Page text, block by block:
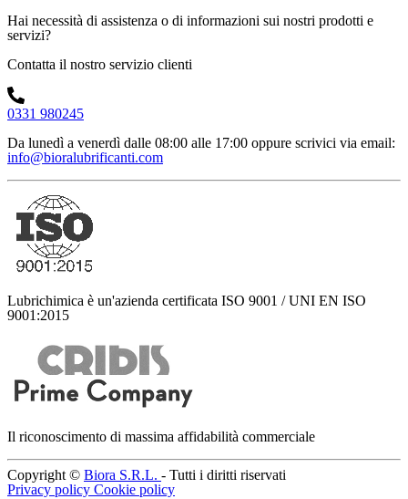
Hai necessità di assistenza o di informazioni sui nostri prodotti e
servizi?
Contatta il nostro servizio clienti
0331 980245
Da lunedì a venerdì dalle 08:00 alle 17:00 oppure scrivici via email:
info@bioralubrificanti.com
Lubrichimica è un'azienda certificata ISO 9001 / UNI EN ISO
9001:2015
Il riconoscimento di massima affidabilità commerciale
Copyright © Biora S.R.L. - Tutti i diritti riservati
Privacy policy Cookie policy